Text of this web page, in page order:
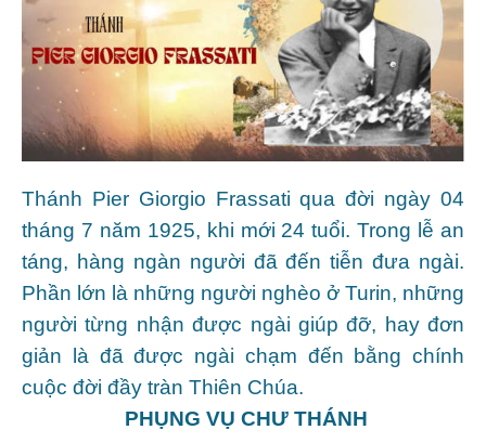
Thánh Pier Giorgio Frassati qua đời ngày 04
tháng 7 năm 1925, khi mới 24 tuổi. Trong lễ an
táng, hàng ngàn người đã đến tiễn đưa ngài.
Phần lớn là những người nghèo ở Turin, những
người từng nhận được ngài giúp đỡ, hay đơn
giản là đã được ngài chạm đến bằng chính
cuộc đời đầy tràn Thiên Chúa.
PHỤNG VỤ CHƯ THÁNH